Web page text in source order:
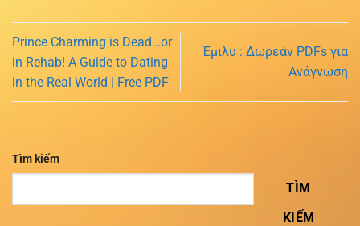
Prince Charming is Dead…or
in Rehab! A Guide to Dating
in the Real World | Free PDF
Έμιλυ : Δωρεάν PDFs για
Ανάγνωση
Tìm kiếm
TÌM
KIẾM